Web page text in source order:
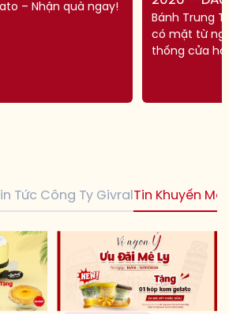
– Nhận quà ngay!
TÂM GIAO
Bánh Trung
có mặt từ
thống cửa
Tức Công Ty Givral Tin Khuyến Mãi